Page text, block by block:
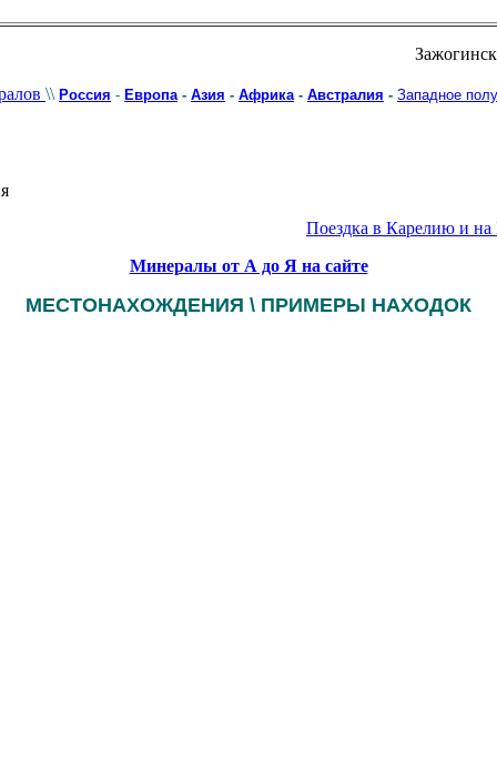
\\ Россия - Европа- Азия - Африка- Австралия - Западное
Поездка в Карелию и на
Минералы от А до Я на сайте
МЕСТОНАХОЖДЕНИЯ \ ПРИМЕРЫ НАХОДОК